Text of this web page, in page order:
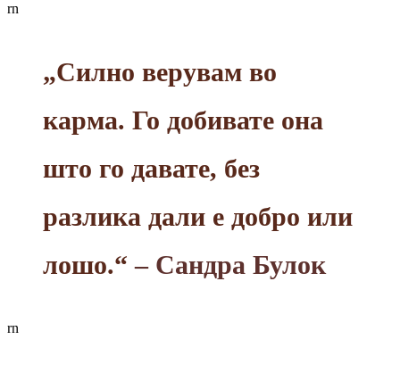
rn
„Силно верувам во
карма. Го добивате она
што го давате, без
разлика дали е добро или
лошо.“ – Сандра Булок
rn